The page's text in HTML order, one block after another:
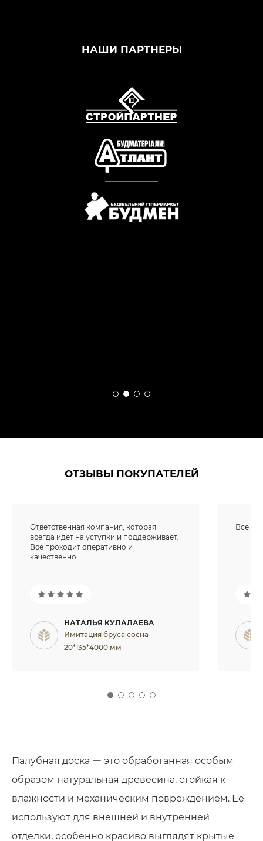
НАШИ ПАРТНЕРЫ
ОТЗЫВЫ ПОКУПАТЕЛЕЙ
Ответственная компания, которая
всегда идет на уступки и поддерживает.
Все проходит оперативно и
качественно.
НАТАЛЬЯ КУЛАЛАЕВА
Имитация бруса сосна
20*135*4000 мм
Все
Палубная доска ー это обработанная особым
образом натуральная древесина, стойкая к
влажности и механическим повреждением. Ее
используют для внешней и внутренней
отделки, особенно красиво выглядят крытые